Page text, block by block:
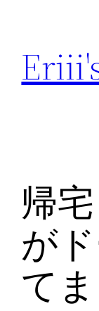
帰
が
て